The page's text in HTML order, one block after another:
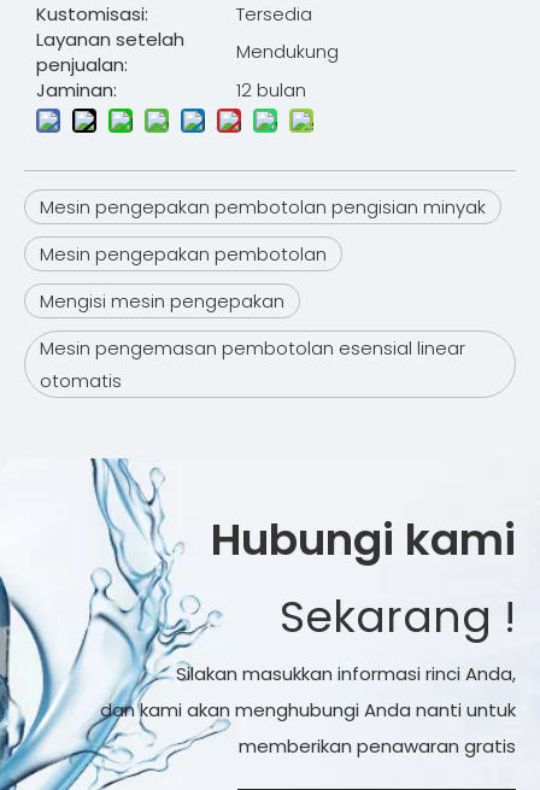
Kustomisasi:
Tersedia
Layanan setelah
penjualan:
Mendukung
Jaminan:
12 bulan
Mesin pengepakan pembotolan pengisian minyak
Mesin pengepakan pembotolan
Mengisi mesin pengepakan
Mesin pengemasan pembotolan esensial linear
otomatis
Hubungi kami
Sekarang !
Silakan masukkan informasi rinci Anda,
dan kami akan menghubungi Anda nanti untuk
memberikan penawaran gratis